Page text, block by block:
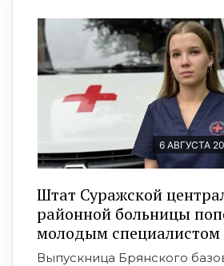
6 АВГУСТА
Штат Суражской
районной больницы
молодым специалистом
Выпускница Брянского